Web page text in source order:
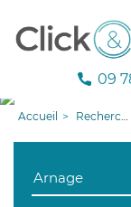
09
Accueil Recherche aide à domicile